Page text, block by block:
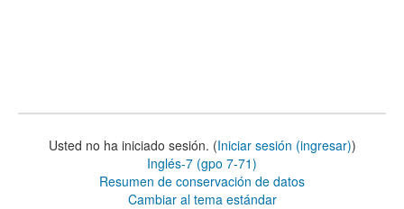
Usted no ha iniciado sesión. (Iniciar sesión (ingresar))
Inglés-7 (gpo 7-71)
Resumen de conservación de datos
Cambiar al tema estándar